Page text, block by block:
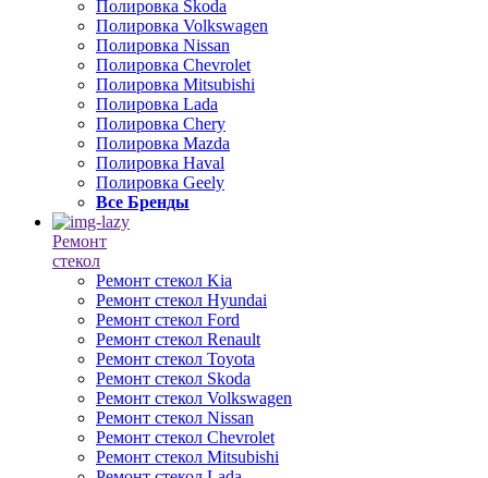
Полировка Skoda
Полировка Volkswagen
Полировка Nissan
Полировка Chevrolet
Полировка Mitsubishi
Полировка Lada
Полировка Chery
Полировка Mazda
Полировка Haval
Полировка Geely
Все Бренды
Ремонт
стекол
Ремонт стекол Kia
Ремонт стекол Hyundai
Ремонт стекол Ford
Ремонт стекол Renault
Ремонт стекол Toyota
Ремонт стекол Skoda
Ремонт стекол Volkswagen
Ремонт стекол Nissan
Ремонт стекол Chevrolet
Ремонт стекол Mitsubishi